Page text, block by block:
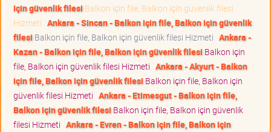
için güvenlik filesi Balkon için file, Balkon için güvenlik filesi
Hizmeti Ankara - Sincan - Balkon için file, Balkon için güvenlik
filesi Balkon için file, Balkon için güvenlik filesi Hizmeti Ankara -
Kazan - Balkon için file, Balkon için güvenlik filesi Balkon için
file, Balkon için güvenlik filesi Hizmeti Ankara - Akyurt - Balkon
için file, Balkon için güvenlik filesi Balkon için file, Balkon için
güvenlik filesi Hizmeti Ankara - Etimesgut - Balkon için file,
Balkon için güvenlik filesi Balkon için file, Balkon için güvenlik
filesi Hizmeti Ankara - Evren - Balkon için file, Balkon için